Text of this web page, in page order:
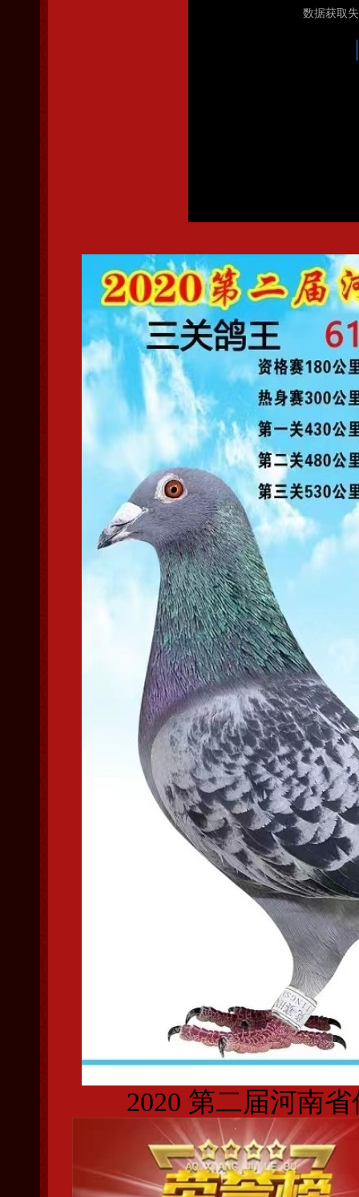
2020 第二届河南